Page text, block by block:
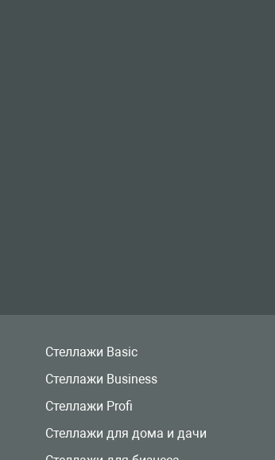
Стеллажи Basic
Стеллажи Business
Стеллажи Profi
Стеллажи для дома и дачи